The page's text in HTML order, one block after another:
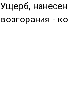
Ущерб,
возгорания -